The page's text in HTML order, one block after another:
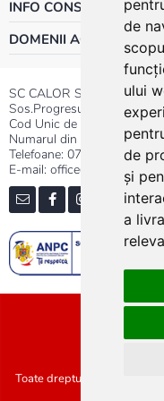
de
ului
de
și
a
INFO CONSUMATOR
DOMENII ACTIVITATE
SC CALOR SRL
Sos.Progresului nr.30-40,
Cod Unic de Inregistrare:
Numarul din Registrul
Telefoane: 0737.23.44.44|
E-mail: office@calor.ro
Toate drepturile rezervate